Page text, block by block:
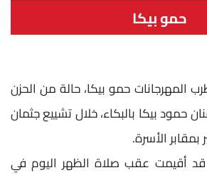
حمو بيكا
المهرجانات حمو بيكا، حالة من الحزن
حمود بيكا بالبكاء، خلال تشييع جثمان
بمقابر الأسرة.
قد أقيمت عقب صلاة الظهر اليوم في